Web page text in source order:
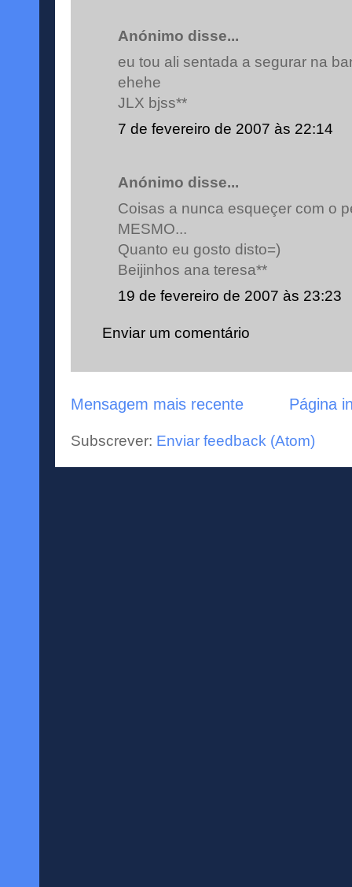
Anónimo disse...
eu tou ali sentada a segurar na
ehehe
JLX bjss**
7 de fevereiro de 2007 às 22:14
Anónimo disse...
Coisas a nunca esqueçer com o
MESMO...
Quanto eu gosto disto=)
Beijinhos ana teresa**
19 de fevereiro de 2007 às 23:23
Enviar um comentário
Mensagem mais recente Página
Subscrever: Enviar feedback (Atom)